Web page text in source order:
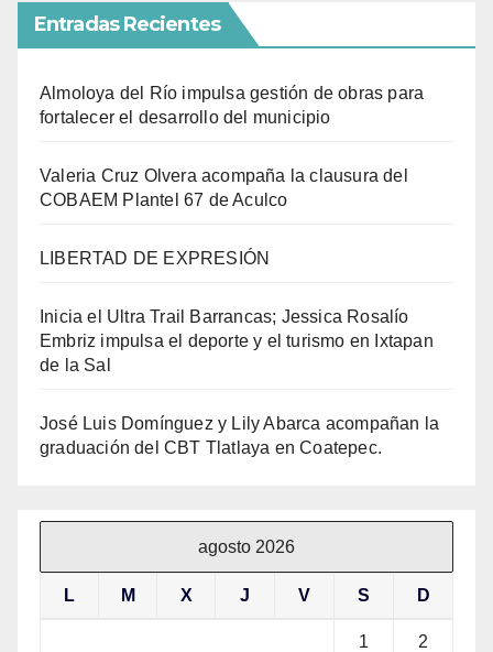
Entradas Recientes
Almoloya del Río impulsa gestión de obras para
fortalecer el desarrollo del municipio
Valeria Cruz Olvera acompaña la clausura del
COBAEM Plantel 67 de Aculco
LIBERTAD DE EXPRESIÓN
Inicia el Ultra Trail Barrancas; Jessica Rosalío
Embriz impulsa el deporte y el turismo en Ixtapan
de la Sal
José Luis Domínguez y Lily Abarca acompañan la
graduación del CBT Tlatlaya en Coatepec.
agosto 2026
L M X J V S D
1 2